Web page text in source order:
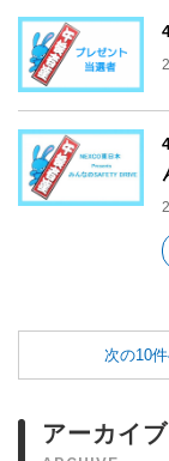
次の10
アーカイブ